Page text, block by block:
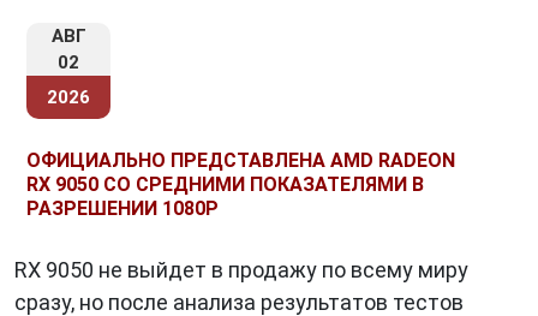
АВГ
02
2026
ОФИЦИАЛЬНО ПРЕДСТАВЛЕНА AMD RADEON
RX 9050 СО СРЕДНИМИ ПОКАЗАТЕЛЯМИ В
РАЗРЕШЕНИИ 1080P
RX 9050 не выйдет в продажу по всему миру
сразу, но после анализа результатов тестов